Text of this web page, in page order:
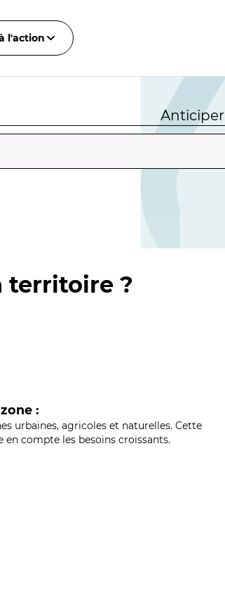
l'action
Anticiper
territoire ?
:
urbaines, agricoles et naturelles. Cette
compte les besoins croissants.